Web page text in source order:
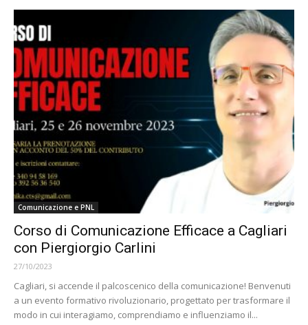
Comunicazione e PNL
Corso di Comunicazione Efficace a Cagliari
con Piergiorgio Carlini
27/10/2023
Cagliari, si accende il palcoscenico della comunicazione! Benvenuti
a un evento formativo rivoluzionario, progettato per trasformare il
modo in cui interagiamo, comprendiamo e influenziamo il...